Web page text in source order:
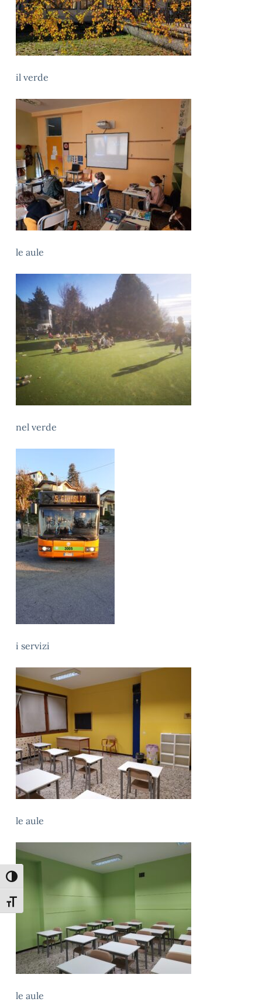
Attiva/disattiva alto contrasto
Attiva/disattiva dimensione testo
il verde
le aule
nel verde
i servizi
le aule
le aule